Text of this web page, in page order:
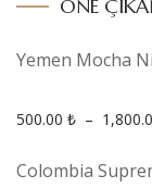
ÖNE
Yemen Mocha
500.00 ₺ –
Colombia